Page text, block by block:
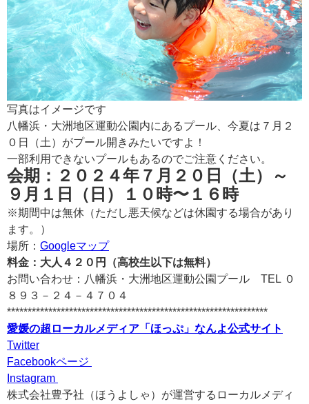
写真はイメージです
八幡浜・大洲地区運動公園内にあるプール、今夏は７月２
０日（土）がプール開きみたいですよ！
一部利用できないプールもあるのでご注意ください。
会期：２０２４年７月２０日（土）～
９月１日（日）１０時〜１６時
※期間中は無休（ただし悪天候などは休園する場合があり
ます。）
場所： Googleマップ
料金：大人４２０円（高校生以下は無料）
お問い合わせ：八幡浜・大洲地区運動公園プール TEL ０
８９３－２４－４７０４
***************************************************************
愛媛の超ローカルメディア「ほっぷ」なんよ公式サイト
Twitter
Facebookページ
Instagram
株式会社豊予社（ほうよしゃ）が運営するローカルメディ